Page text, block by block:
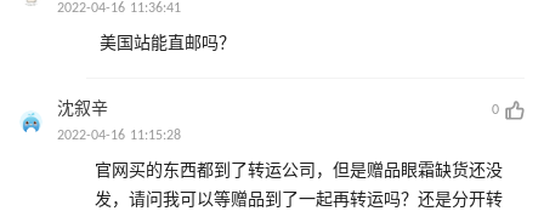
2022-04-16 11:36:41
美国站能直邮吗？
沈叙辛
0
2022-04-16 11:15:28
官网买的东西都到了转运公司，但是赠品眼霜缺货还没
发，请问我可以等赠品到了一起再转运吗？还是分开转